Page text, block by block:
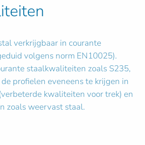
verkrijgbaar in courante
volgens norm EN10025).
staalkwaliteiten zoals S235,
profielen eveneens te krijgen in
kwaliteiten voor trek) en
zoals weervast staal.